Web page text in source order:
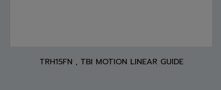
TRH15FN , TBI MOTION LINEAR GUIDE